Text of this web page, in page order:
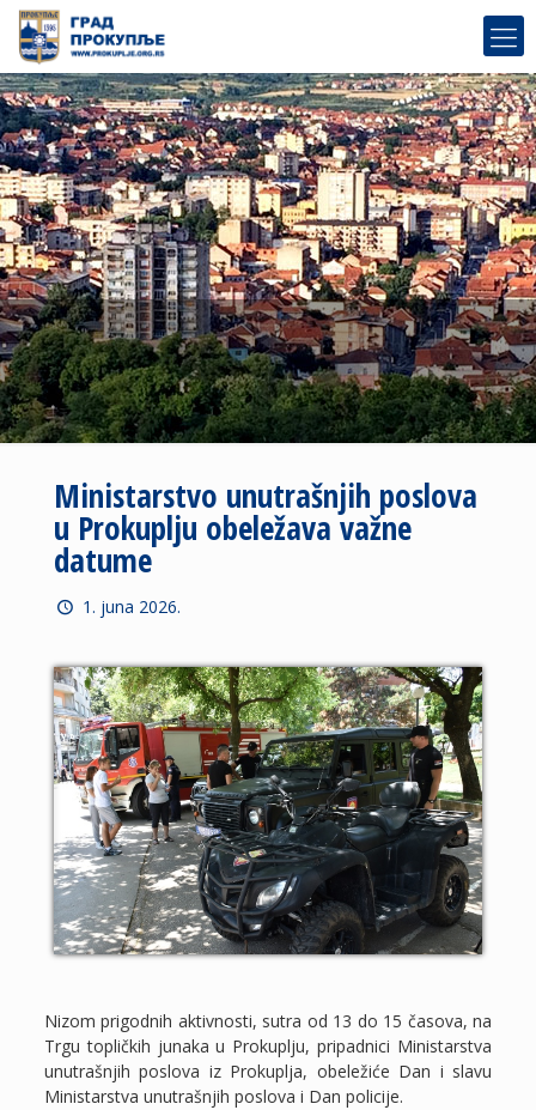
Ministarstvo unutrašnjih poslova
u Prokuplju obeležava važne
datume
1. juna 2026.
Nizom prigodnih aktivnosti, sutra od 13 do 15 časova, na
Trgu topličkih junaka u Prokuplju, pripadnici Ministarstva
unutrašnjih poslova iz Prokuplja, obeležiće Dan i slavu
Ministarstva unutrašnjih poslova i Dan policije.